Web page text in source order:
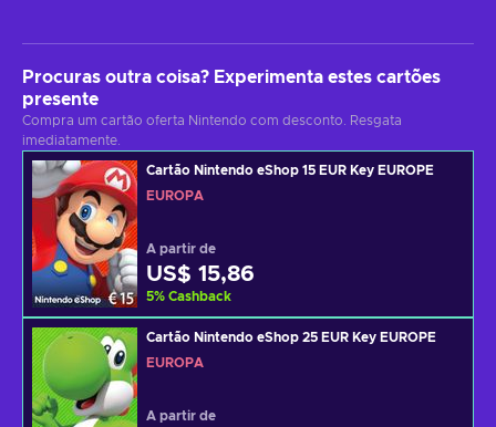
Procuras outra coisa? Experimenta estes cartões
presente
Compra um cartão oferta Nintendo com desconto. Resgata
imediatamente.
Cartão Nintendo eShop 15 EUR Key EUROPE
EUROPA
A partir de
US$ 15,86
5% Cashback
Cartão Nintendo eShop 25 EUR Key EUROPE
EUROPA
A partir de